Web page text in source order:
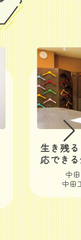
生き残
応でき
中
中田